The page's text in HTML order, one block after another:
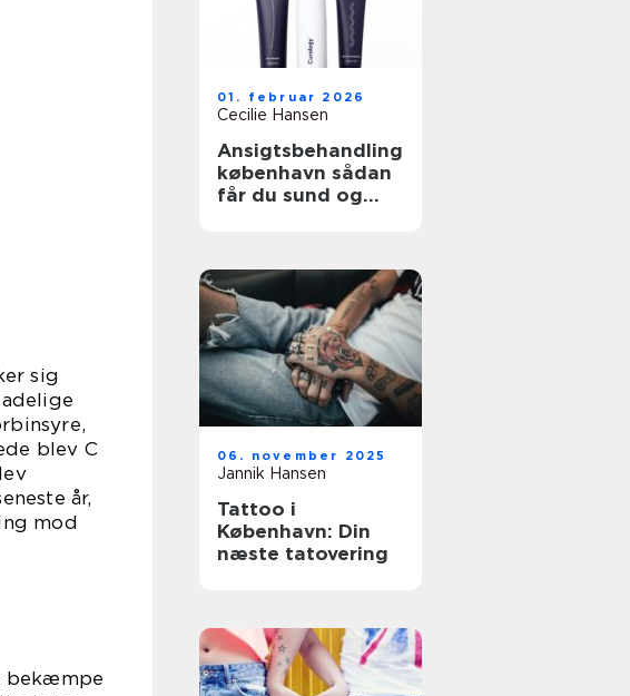
sig
blev C
år,
mod
bekæmpe
01. februar 2026
Cecilie Hansen
Ansigtsbehandling
københavn sådan
får du sund og
06. november 2025
Jannik Hansen
Tattoo i
København: Din
næste tatovering